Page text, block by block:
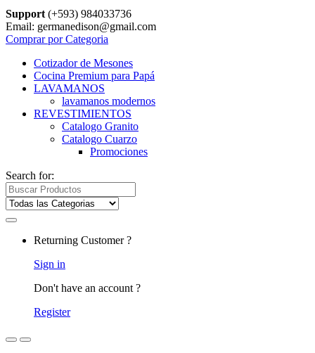
Support (+593) 984033736
Email: germanedison@gmail.com
Comprar por Categoria
Cotizador de Mesones
Cocina Premium para Papá
LAVAMANOS
lavamanos modernos
REVESTIMIENTOS
Catalogo Granito
Catalogo Cuarzo
Promociones
Search for:
Returning Customer ?
Sign in
Don't have an account ?
Register